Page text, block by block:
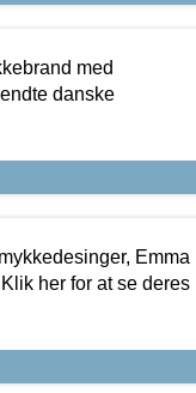
med
danske
Emma
her for at se deres